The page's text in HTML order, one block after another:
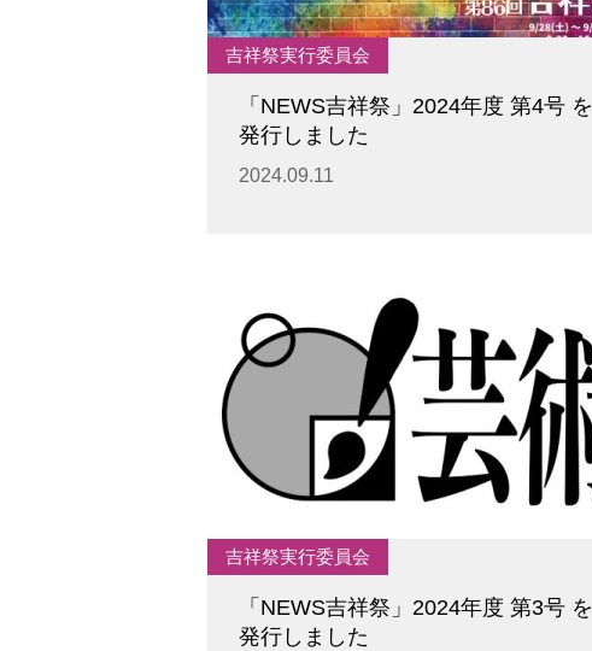
吉祥祭実行委員会
「NEWS吉祥祭」2024年度 第4号 を
発行しました
2024.09.11
吉祥祭実行委員会
「NEWS吉祥祭」2024年度 第3号 を
発行しました